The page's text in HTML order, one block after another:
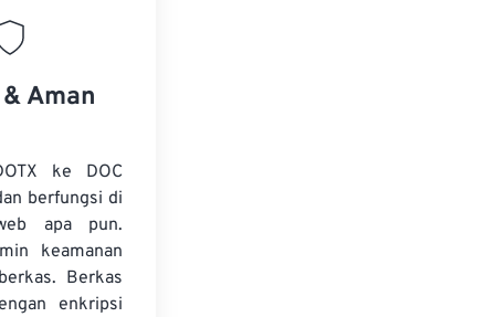
Aman
ke DOC
berfungsi di
apa pun.
keamanan
Berkas
enkripsi